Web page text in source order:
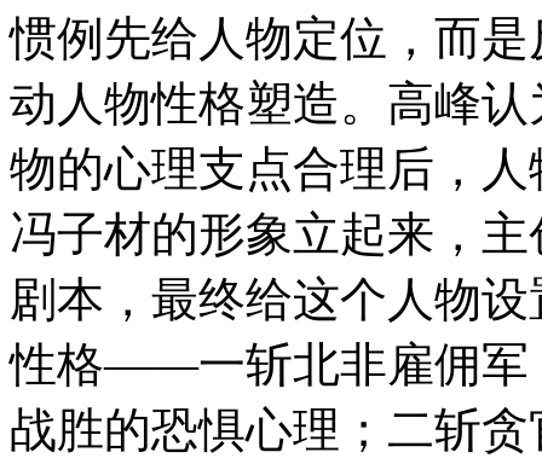
惯例先给人物定位，而
动人物性格塑造。高峰
物的心理支点合理后，
冯子材的形象立起来，
剧本，最终给这个人物
性格——一斩北非雇佣军
战胜的恐惧心理；二斩